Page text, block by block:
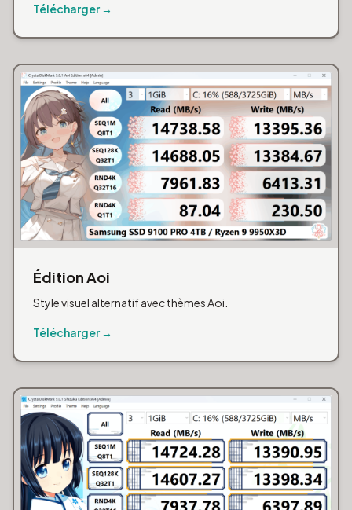
Télécharger →
Édition Aoi
Style visuel alternatif avec thèmes Aoi.
Télécharger →